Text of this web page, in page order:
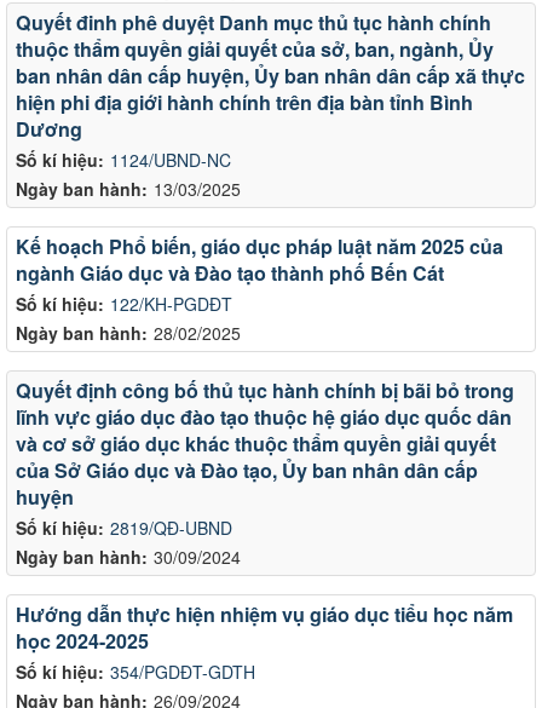
Số kí hiệu: 1124/UBND-NC
Ngày ban hành: 13/03/2025
Quyết đinh phê duyệt Danh mục thủ tục hành chính
thuộc thẩm quyền giải quyết của sở, ban, ngành, Ủy
ban nhân dân cấp huyện, Ủy ban nhân dân cấp xã thực
hiện phi địa giới hành chính trên địa bàn tỉnh Bình
Dương
Số kí hiệu: 122/KH-PGDĐT
Ngày ban hành: 28/02/2025
Kế hoạch Phổ biến, giáo dục pháp luật năm 2025 của
ngành Giáo dục và Đào tạo thành phố Bến Cát
Số kí hiệu: 2819/QĐ-UBND
Ngày ban hành: 30/09/2024
Quyết định công bố thủ tục hành chính bị bãi bỏ trong
lĩnh vực giáo dục đào tạo thuộc hệ giáo dục quốc dân
và cơ sở giáo dục khác thuộc thẩm quyền giải quyết
của Sở Giáo dục và Đào tạo, Ủy ban nhân dân cấp
huyện
Số kí hiệu: 354/PGDĐT-GDTH
Ngày ban hành: 26/09/2024
Hướng dẫn thực hiện nhiệm vụ giáo dục tiểu học năm
học 2024-2025